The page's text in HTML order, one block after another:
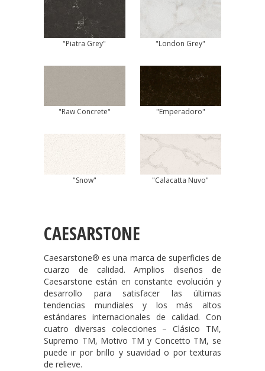
"Piatra Grey" "London Grey"
"Raw Concrete" "Emperadoro"
"Snow" "Calacatta Nuvo"
CAESARSTONE
Caesarstone® es una marca de superficies de
cuarzo de calidad. Amplios diseños de
Caesarstone están en constante evolución y
desarrollo para satisfacer las últimas
tendencias mundiales y los más altos
estándares internacionales de calidad. Con
cuatro diversas colecciones – Clásico TM,
Supremo TM, Motivo TM y Concetto TM, se
puede ir por brillo y suavidad o por texturas
de relieve.